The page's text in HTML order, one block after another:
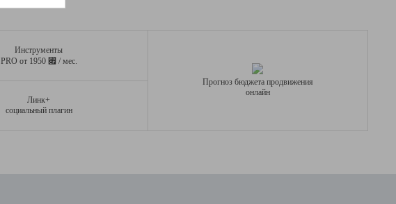
Инструменты
PRO от 1950 ⃏ / мес.
Линк+
социальный плагин
Прогноз бюджета продвижения
онлайн